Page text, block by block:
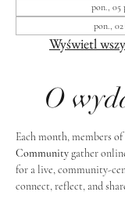
pon., 05
pon., 02
Wyświetl
O
Each month, members of
Community gather
for a live, community-
connect, reflect, and